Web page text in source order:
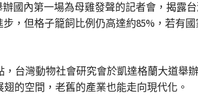
國內第一場為母雞發聲的記者會，揭露
，但格子籠飼比例仍高達約85%，若有
台灣動物社會研究會於凱達格蘭大道舉
的空間，老舊的產業也能走向現代化。